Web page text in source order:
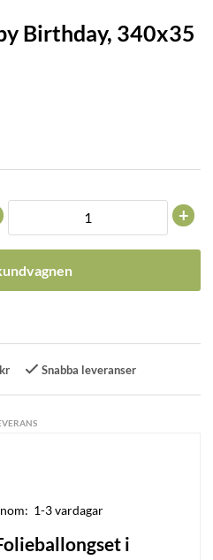
Birthday, 340x35
+
Snabba leveranser
1-3 vardagar
i